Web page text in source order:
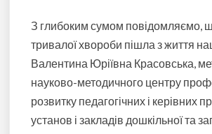
З глибоким сумом повідомляємо,
тривалої хвороби пішла з життя
Валентина Юріївна Красовська,
науково-методичного центру
розвитку педагогічних і керівних
установ і закладів дошкільної та